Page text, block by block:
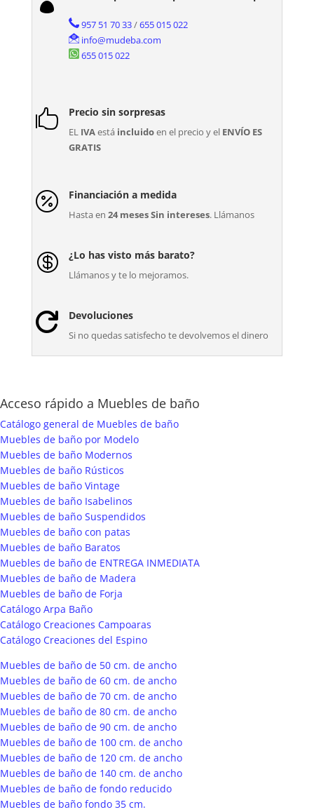
957 51 70 33/655 015 022
info@mudeba.com
655 015 022
 Precio sin sorpresas
EL IVAestá incluidoen el precio y el ENVÍO ES
GRATIS
 Financiación a medida
Hasta en 24 meses Sin intereses. Llámanos
 ¿Lo has visto más barato?
Llámanos y te lo mejoramos.
 Devoluciones
Si no quedas satisfecho te devolvemos el dinero
Acceso rápido a Muebles de baño
Catálogo general de Muebles de baño
Muebles de baño por Modelo
Muebles de baño Modernos
Muebles de baño Rústicos
Muebles de baño Vintage
Muebles de baño Isabelinos
Muebles de baño Suspendidos
Muebles de baño con patas
Muebles de baño Baratos
Muebles de baño de ENTREGA INMEDIATA
Muebles de baño de Madera
Muebles de baño de Forja
Catálogo Arpa Baño
Catálogo Creaciones Campoaras
Catálogo Creaciones del Espino
Muebles de baño de 50 cm. de ancho
Muebles de baño de 60 cm. de ancho
Muebles de baño de 70 cm. de ancho
Muebles de baño de 80 cm. de ancho
Muebles de baño de 90 cm. de ancho
Muebles de baño de 100 cm. de ancho
Muebles de baño de 120 cm. de ancho
Muebles de baño de 140 cm. de ancho
Muebles de baño de fondo reducido
Muebles de baño fondo 35 cm.